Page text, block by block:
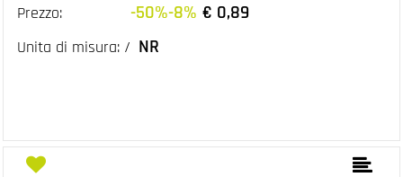
Prezzo: -50%-8% € 0,89
Unita di misura: / NR